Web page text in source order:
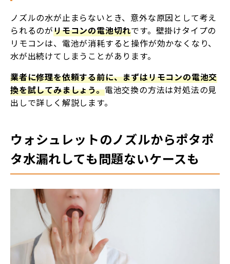
ノズルの水が止まらないとき、意外な原因として考え
られるのがリモコンの電池切れです。壁掛けタイプの
リモコンは、電池が消耗すると操作が効かなくなり、
水が出続けてしまうことがあります。
業者に修理を依頼する前に、まずはリモコンの電池交
換を試してみましょう。電池交換の方法は対処法の見
出しで詳しく解説します。
ウォシュレットのノズルからポタポ
タ水漏れしても問題ないケースも